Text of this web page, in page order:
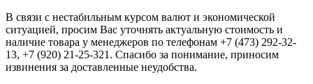
В связи с нестабильным курсом валют и экономической
ситуацией, просим Вас уточнять актуальную стоимость и
наличие товара у менеджеров по телефонам +7 (473) 292-32-
13, +7 (920) 21-25-321 . Спасибо за понимание, приносим
извинения за доставленные неудобства.